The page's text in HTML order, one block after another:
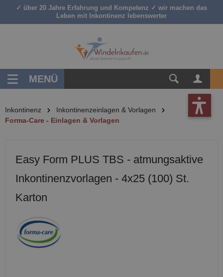
springen
✓ über 20 Jahre Erfahrung und Kompetenz ✓ wir machen das
Leben mit Inkontinenz lebenswerter
MENÜ
Inkontinenz
Inkontinenzeinlagen & Vorlagen
Forma-Care - Einlagen & Vorlagen
Easy Form PLUS TBS - atmungsaktive
Inkontinenzvorlagen - 4x25 (100) St.
Karton